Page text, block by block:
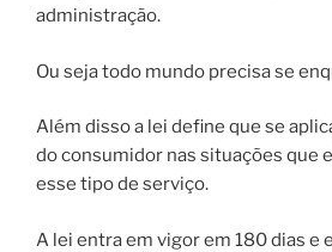
administração.
Ou seja todo mundo precisa se
Além disso a lei define que se
do consumidor nas situações que
esse tipo de serviço.
A lei entra em vigor em 180 dias e